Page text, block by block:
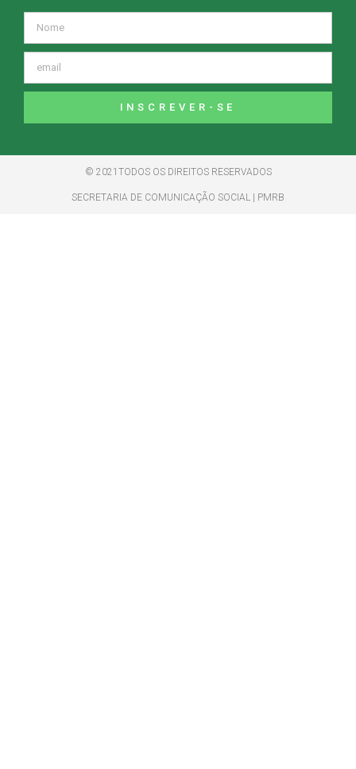
INSCREVER-SE
© 2021TODOS OS DIREITOS RESERVADOS
SECRETARIA DE COMUNICAÇÃO SOCIAL | PMRB